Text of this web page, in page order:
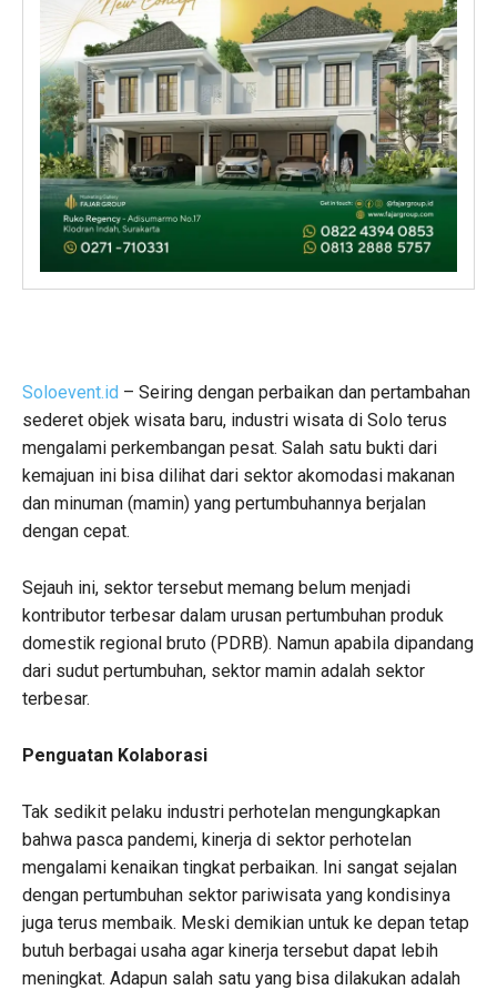
Soloevent.id – Seiring dengan perbaikan dan pertambahan
sederet objek wisata baru, industri wisata di Solo terus
mengalami perkembangan pesat. Salah satu bukti dari
kemajuan ini bisa dilihat dari sektor akomodasi makanan
dan minuman (mamin) yang pertumbuhannya berjalan
dengan cepat.
Sejauh ini, sektor tersebut memang belum menjadi
kontributor terbesar dalam urusan pertumbuhan produk
domestik regional bruto (PDRB). Namun apabila dipandang
dari sudut pertumbuhan, sektor mamin adalah sektor
terbesar.
Penguatan Kolaborasi
Tak sedikit pelaku industri perhotelan mengungkapkan
bahwa pasca pandemi, kinerja di sektor perhotelan
mengalami kenaikan tingkat perbaikan. Ini sangat sejalan
dengan pertumbuhan sektor pariwisata yang kondisinya
juga terus membaik. Meski demikian untuk ke depan tetap
butuh berbagai usaha agar kinerja tersebut dapat lebih
meningkat. Adapun salah satu yang bisa dilakukan adalah